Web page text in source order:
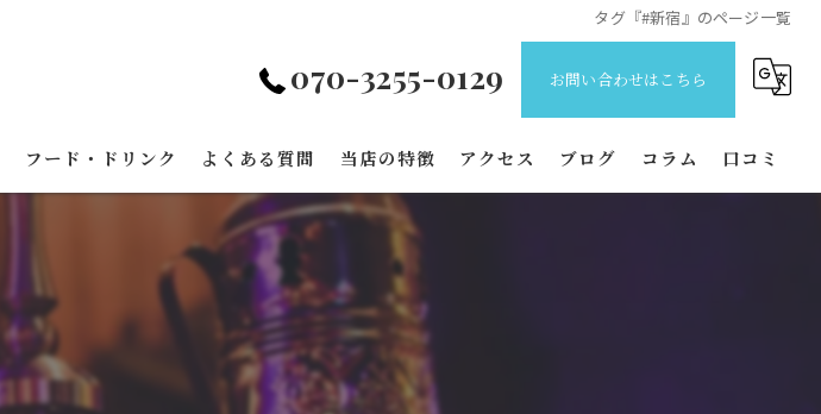
タグ『#新宿』のページ一覧
070-3255-0129 お問い合わせはこちら
フード・ドリンク よくある質問 当店の特徴
カフェ
デート
アクセス ブログ コラム 口コミ